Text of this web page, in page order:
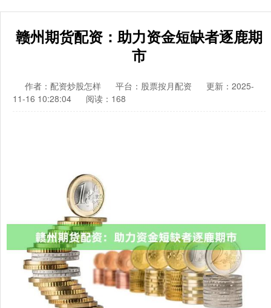
赣州期货配资：助力资金短缺者逐鹿期
市
作者：配资炒股怎样 平台：股票按月配资
更新：2025-
11-16 10:28:04
阅读：168